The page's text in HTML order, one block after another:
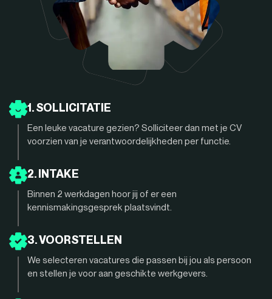
1. SOLLICITATIE
Een leuke vacature gezien? Solliciteer dan met je CV
voorzien van je verantwoordelijkheden per functie.
2. INTAKE
Binnen 2 werkdagen hoor jij of er een
kennismakingsgesprek plaatsvindt.
3. VOORSTELLEN
We selecteren vacatures die passen bij jou als persoon
en stellen je voor aan geschikte werkgevers.